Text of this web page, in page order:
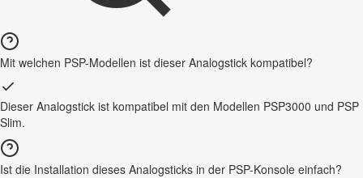
Mit welchen PSP-Modellen ist dieser Analogstick kompatibel?
Dieser Analogstick ist kompatibel mit den Modellen PSP3000 und PSP
Slim.
Ist die Installation dieses Analogsticks in der PSP-Konsole einfach?